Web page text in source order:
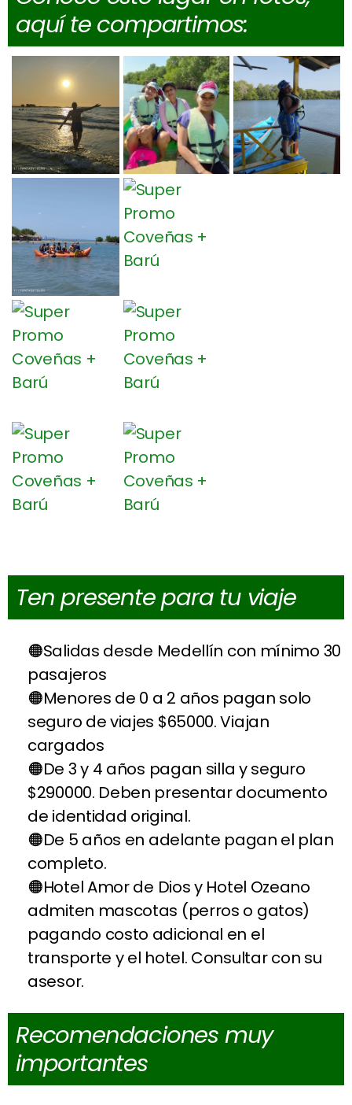
aquí te compartimos:
Ten presente para tu viaje
Salidas desde Medellín con mínimo 30
pasajeros
Menores de 0 a 2 años pagan solo
seguro de viajes $65000. Viajan
cargados
De 3 y 4 años pagan silla y seguro
$290000. Deben presentar documento
de identidad original.
De 5 años en adelante pagan el plan
completo.
Hotel Amor de Dios y Hotel Ozeano
admiten mascotas (perros o gatos)
pagando costo adicional en el
transporte y el hotel. Consultar con su
asesor.
Recomendaciones muy
importantes